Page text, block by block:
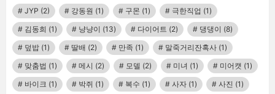
JYP (2) 강동원 (1) 구몬 (1) 극한직업 (1)
김동희 (1) 냥냥이 (13) 다이어트 (2) 댕댕이 (8)
덮밥 (1) 딸배 (2) 만족 (1) 말죽거리잔혹사 (1)
맞춤법 (1) 메시 (2) 모델 (2) 미녀 (1) 미어캣 (1)
바이크 (1) 박쥐 (1) 복수 (1) 사자 (1) 사진 (1)